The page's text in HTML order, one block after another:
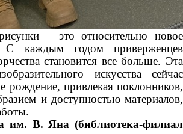
– это относительно новое
С каждым годом приверженцев
становится все больше. Эта
искусства сейчас
рождение, привлекая поклонников,
и доступностью материалов,
им. В. Яна (библиотека-филиал